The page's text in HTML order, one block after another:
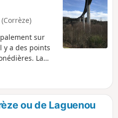
sur
y a des points
La
de Tulle.
ou de Laguenou